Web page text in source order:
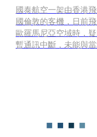
國泰航空一架由香港
國倫敦的客機，日前
歐羅馬尼亞空域時，
暫通訊中斷，未能與當